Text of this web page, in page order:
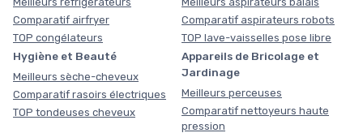
Comparatif airfryer
TOP congélateurs
Comparatif aspirateurs robots
TOP lave-vaisselles pose libre
Hygiène et Beauté
Meilleurs sèche-cheveux
Comparatif rasoirs électriques
TOP tondeuses cheveux
Appareils de Bricolage et
Jardinage
Meilleurs perceuses
Comparatif nettoyeurs haute
pression